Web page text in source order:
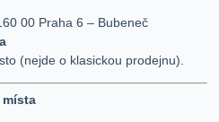
00 Praha 6 – Bubeneč
(nejde o klasickou prodejnu).